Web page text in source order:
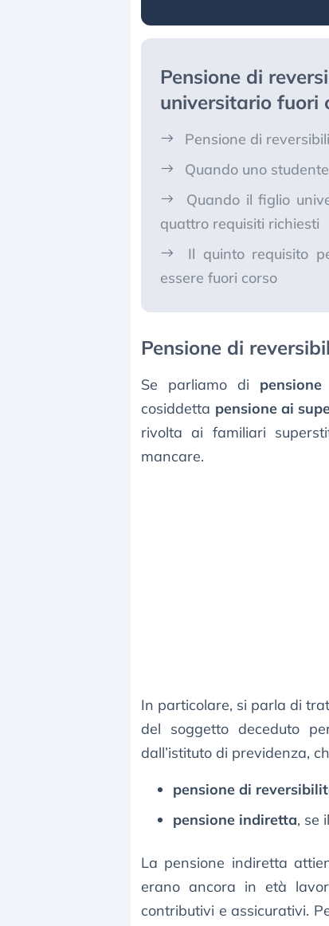
Pensione di
universitario fuori
Pensione di
Quando uno
Quando il figlio
quattro requisiti richiesti
Il quinto requisito
essere fuori corso
Pensione di
Se parliamo di
cosiddetta pensione ai
rivolta ai familiari
mancare.
In particolare, si parla di
del soggetto deceduto
dall’istituto di previdenza,
pensione di
pensione indiretta, se
La pensione indiretta
erano ancora in età
contributivi e assicurativi.